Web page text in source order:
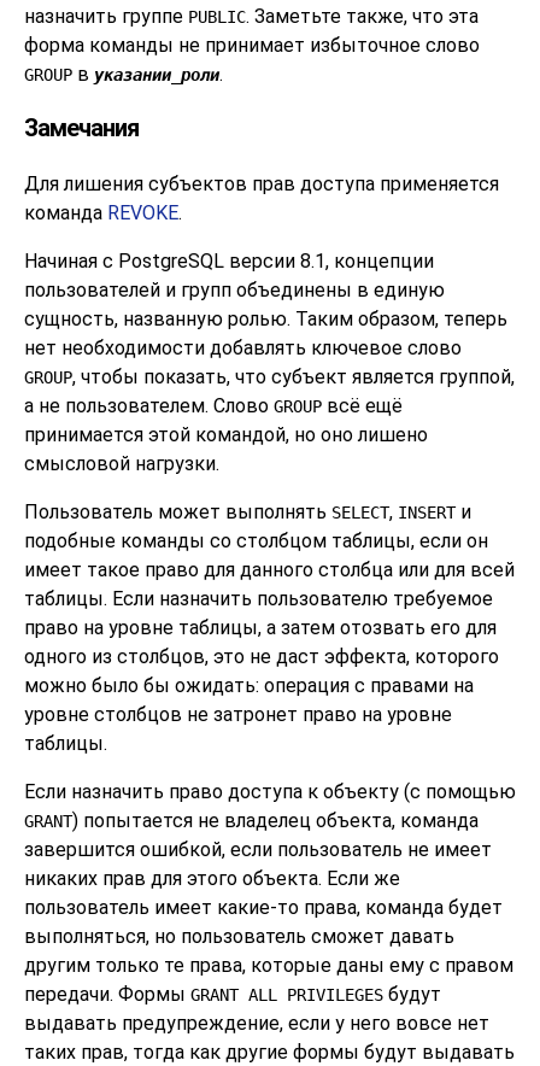
назначить группе PUBLIC. Заметьте также, что эта
форма команды не принимает избыточное слово
GROUP в указании_роли.
Замечания
Для лишения субъектов прав доступа применяется
команда REVOKE.
Начиная с PostgreSQL версии 8.1, концепции
пользователей и групп объединены в единую
сущность, названную ролью. Таким образом, теперь
нет необходимости добавлять ключевое слово
GROUP, чтобы показать, что субъект является группой,
а не пользователем. Слово GROUP всё ещё
принимается этой командой, но оно лишено
смысловой нагрузки.
Пользователь может выполнять SELECT, INSERTи
подобные команды со столбцом таблицы, если он
имеет такое право для данного столбца или для всей
таблицы. Если назначить пользователю требуемое
право на уровне таблицы, а затем отозвать его для
одного из столбцов, это не даст эффекта, которого
можно было бы ожидать: операция с правами на
уровне столбцов не затронет право на уровне
таблицы.
Если назначить право доступа к объекту (с помощью
GRANT) попытается не владелец объекта, команда
завершится ошибкой, если пользователь не имеет
никаких прав для этого объекта. Если же
пользователь имеет какие-то права, команда будет
выполняться, но пользователь сможет давать
другим только те права, которые даны ему с правом
передачи. Формы GRANT ALL PRIVILEGES будут
выдавать предупреждение, если у него вовсе нет
таких прав, тогда как другие формы будут выдавать